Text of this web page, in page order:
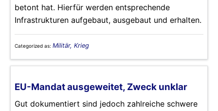
betont hat. Hierfür werden entsprechende
Infrastrukturen aufgebaut, ausgebaut und erhalten.
Categorized as: Militär, Krieg
EU-Mandat ausgeweitet, Zweck unklar
Gut dokumentiert sind jedoch zahlreiche schwere